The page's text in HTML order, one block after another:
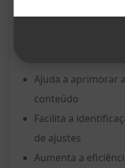
Economiza tempo
Ajuda a aprimorar
conteúdo
Facilita a
de ajustes
Aumenta a